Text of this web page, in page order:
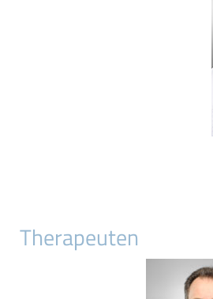
Therapeuten